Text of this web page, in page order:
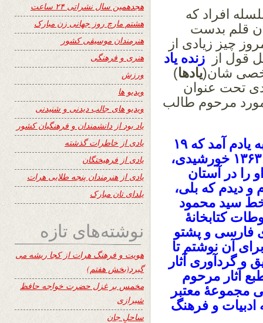
افراد که
قلم بدست
چیز زیادی از
قول از
زنده یاد
شان(یادها)
بتاریخ ۱۳ اپریل ۲۰۰۸ میلادی تحت عنوان
مورد مرحوم طالب
یادم آمد که ۱۹
۱۳۶۳ خورشیدی،
را در آستان
دیدم که بلی،
خط سید محمود
کتابخانۀ
فارسی و پشتو
آن نوشتم تا
و گردآوری آثار
آثار مرحوم
مجموعۀ معتبر
ادبیات و فرهنگ
هجدهمین سال نشراتی ۲۴ ساعت
هشتم مارچ روز جهانی زن مبارک
هنرمندان موسیقی کشور
هنری و فرهنگی
ورزش
ویدیو ها
ویدیو های جالب دیدنی و شنیدنی
یاد بود از دانشمندان و فرهنگیان کشور
یادی از خاطرات گذشته
یادی از فرهیختگان
یادی از هنرمندان پنجه طلایی هرات
یلدای تان مبارک
نوشته‌های تازه
هویت و فرهنگ هرات از کجا ریشه می
گیرد(بخش هفتم)
مخمس بر غزل حضرت خواجه حافظ
شیرازی
ساحلِ جان